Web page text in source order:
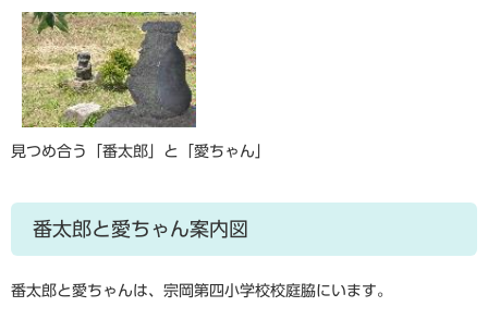
見つめ合う「番太郎」と「愛ちゃん」
番太郎と愛ちゃん案内図
番太郎と愛ちゃんは、宗岡第四小学校校庭脇にいます。